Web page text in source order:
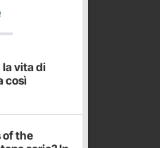
la vita di
così
of the